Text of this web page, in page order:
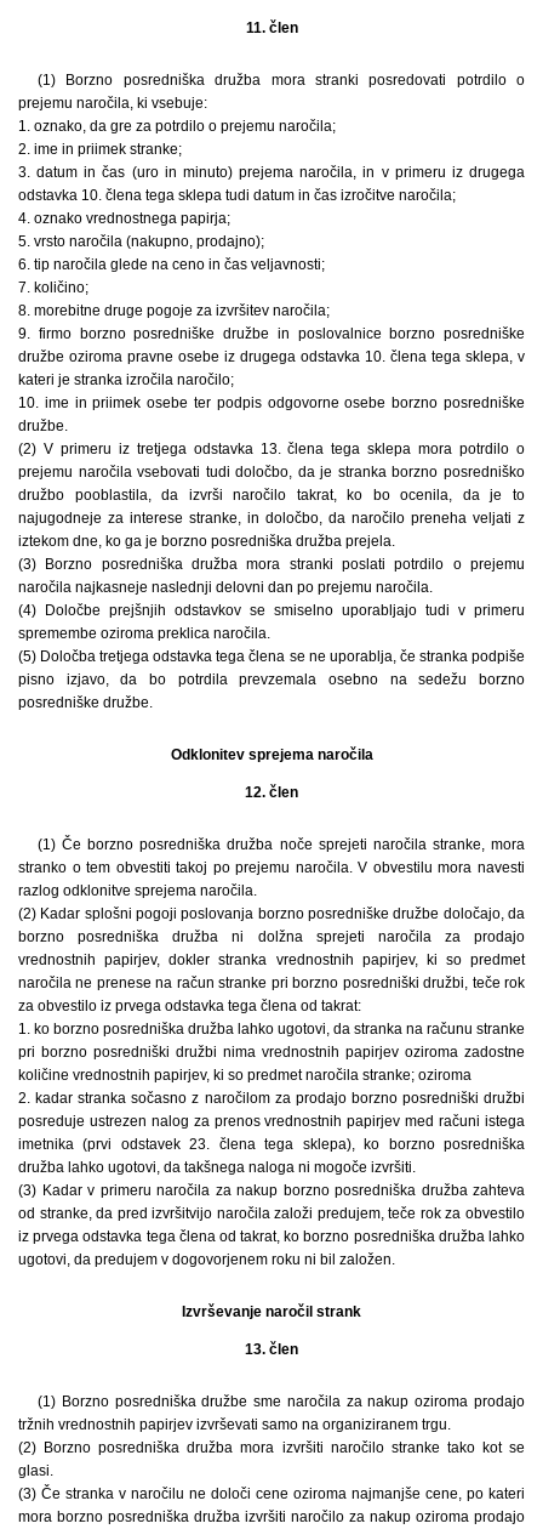
11. člen
(1) Borzno posredniška družba mora stranki posredovati potrdilo o
prejemu naročila, ki vsebuje:
1. oznako, da gre za potrdilo o prejemu naročila;
2. ime in priimek stranke;
3. datum in čas (uro in minuto) prejema naročila, in v primeru iz drugega
odstavka 10. člena tega sklepa tudi datum in čas izročitve naročila;
4. oznako vrednostnega papirja;
5. vrsto naročila (nakupno, prodajno);
6. tip naročila glede na ceno in čas veljavnosti;
7. količino;
8. morebitne druge pogoje za izvršitev naročila;
9. firmo borzno posredniške družbe in poslovalnice borzno posredniške
družbe oziroma pravne osebe iz drugega odstavka 10. člena tega sklepa, v
kateri je stranka izročila naročilo;
10. ime in priimek osebe ter podpis odgovorne osebe borzno posredniške
družbe.
(2) V primeru iz tretjega odstavka 13. člena tega sklepa mora potrdilo o
prejemu naročila vsebovati tudi določbo, da je stranka borzno posredniško
družbo pooblastila, da izvrši naročilo takrat, ko bo ocenila, da je to
najugodneje za interese stranke, in določbo, da naročilo preneha veljati z
iztekom dne, ko ga je borzno posredniška družba prejela.
(3) Borzno posredniška družba mora stranki poslati potrdilo o prejemu
naročila najkasneje naslednji delovni dan po prejemu naročila.
(4) Določbe prejšnjih odstavkov se smiselno uporabljajo tudi v primeru
spremembe oziroma preklica naročila.
(5) Določba tretjega odstavka tega člena se ne uporablja, če stranka podpiše
pisno izjavo, da bo potrdila prevzemala osebno na sedežu borzno
posredniške družbe.
Odklonitev sprejema naročila
12. člen
(1) Če borzno posredniška družba noče sprejeti naročila stranke, mora
stranko o tem obvestiti takoj po prejemu naročila. V obvestilu mora navesti
razlog odklonitve sprejema naročila.
(2) Kadar splošni pogoji poslovanja borzno posredniške družbe določajo, da
borzno posredniška družba ni dolžna sprejeti naročila za prodajo
vrednostnih papirjev, dokler stranka vrednostnih papirjev, ki so predmet
naročila ne prenese na račun stranke pri borzno posredniški družbi, teče rok
za obvestilo iz prvega odstavka tega člena od takrat:
1. ko borzno posredniška družba lahko ugotovi, da stranka na računu stranke
pri borzno posredniški družbi nima vrednostnih papirjev oziroma zadostne
količine vrednostnih papirjev, ki so predmet naročila stranke; oziroma
2. kadar stranka sočasno z naročilom za prodajo borzno posredniški družbi
posreduje ustrezen nalog za prenos vrednostnih papirjev med računi istega
imetnika (prvi odstavek 23. člena tega sklepa), ko borzno posredniška
družba lahko ugotovi, da takšnega naloga ni mogoče izvršiti.
(3) Kadar v primeru naročila za nakup borzno posredniška družba zahteva
od stranke, da pred izvršitvijo naročila založi predujem, teče rok za obvestilo
iz prvega odstavka tega člena od takrat, ko borzno posredniška družba lahko
ugotovi, da predujem v dogovorjenem roku ni bil založen.
Izvrševanje naročil strank
13. člen
(1) Borzno posredniška družbe sme naročila za nakup oziroma prodajo
tržnih vrednostnih papirjev izvrševati samo na organiziranem trgu.
(2) Borzno posredniška družba mora izvršiti naročilo stranke tako kot se
glasi.
(3) Če stranka v naročilu ne določi cene oziroma najmanjše cene, po kateri
mora borzno posredniška družba izvršiti naročilo za nakup oziroma prodajo